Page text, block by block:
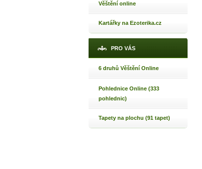
Věštění online
Kartářky na Ezoterika.cz
PRO VÁS
6 druhů Věštění Online
Pohlednice Online (333
pohlednic)
Tapety na plochu (91 tapet)